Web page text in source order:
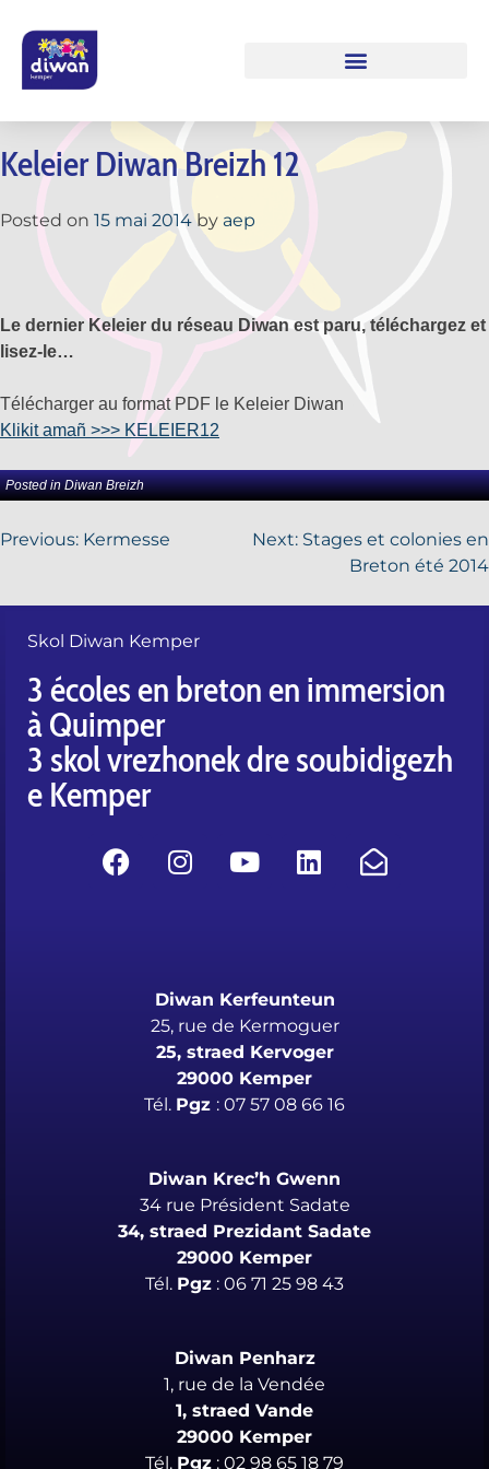
Keleier Diwan Breizh 12
Posted on 15 mai 2014by aep
Le dernier Keleier du réseau Diwan est paru, téléchargez et
lisez-le…
Télécharger au format PDF le Keleier Diwan
Klikit amañ >>> KELEIER12
Posted inDiwan Breizh
Previous: Kermesse Next: Stages et colonies en
Breton été 2014
Skol Diwan Kemper
3 écoles en breton en immersion
à Quimper
3 skol vrezhonek dre soubidigezh
e Kemper
Diwan Kerfeunteun
25, rue de Kermoguer
25, straed Kervoger
29000 Kemper
Tél. Pgz : 07 57 08 66 16
Diwan Krec’h Gwenn
34 rue Président Sadate
34, straed Prezidant Sadate
29000 Kemper
Tél. Pgz : 06 71 25 98 43
Diwan Penharz
1, rue de la Vendée
1, straed Vande
29000 Kemper
Tél. Pgz : 02 98 65 18 79